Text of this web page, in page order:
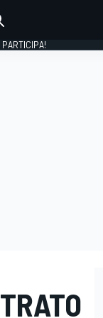
PARTICIPA!